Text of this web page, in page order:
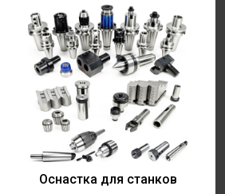
Оснастка для станков